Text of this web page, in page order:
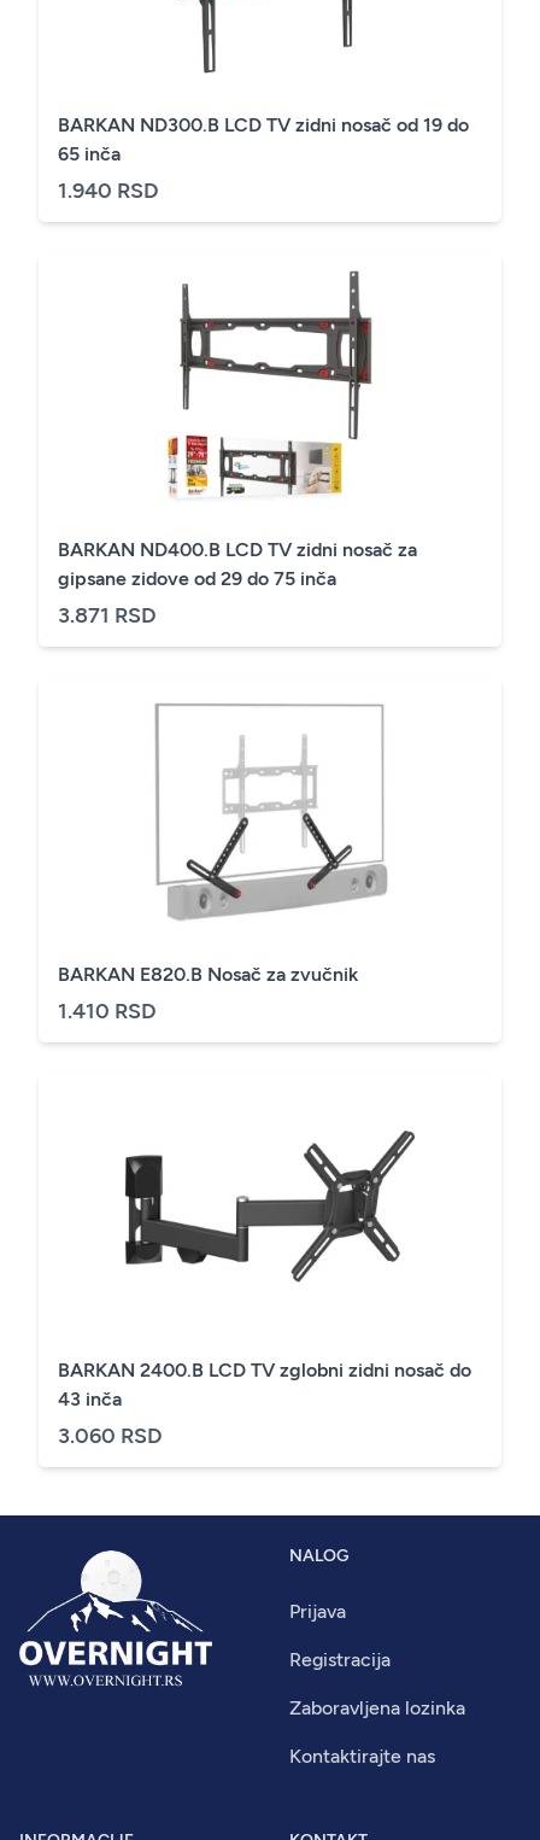
BARKAN ND300.B LCD TV zidni nosač od 19 do
65 inča
1.940 RSD
BARKAN ND400.B LCD TV zidni nosač za
gipsane zidove od 29 do 75 inča
3.871 RSD
BARKAN E820.B Nosač za zvučnik
1.410 RSD
BARKAN 2400.B LCD TV zglobni zidni nosač do
43 inča
3.060 RSD
NALOG
Prijava
Registracija
Zaboravljena lozinka
Kontaktirajte nas